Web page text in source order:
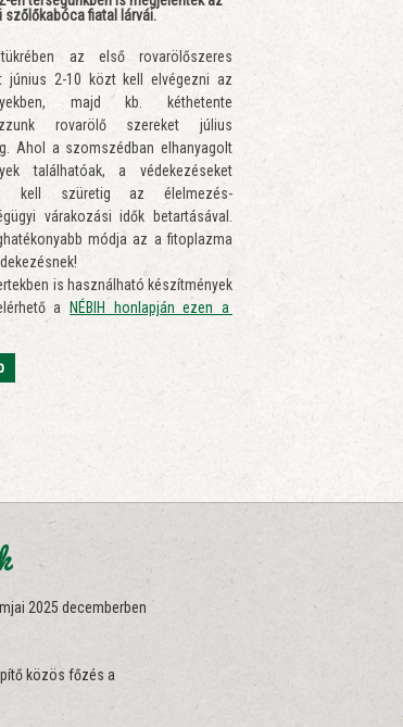
szőlőkabóca fiatal lárvái.
az első rovarölőszeres
június 2-10 közt kell elvégezni az
majd kb. kéthetente
rovarölő szereket július
Ahol a szomszédban elhanyagolt
találhatóak, a védekezéseket
kell szüretig az élelmezés-
várakozási idők betartásával.
módja az a fitoplazma
is használható készítmények
a
NÉBIH honlapján ezen a
2025 decemberben
közös főzés a